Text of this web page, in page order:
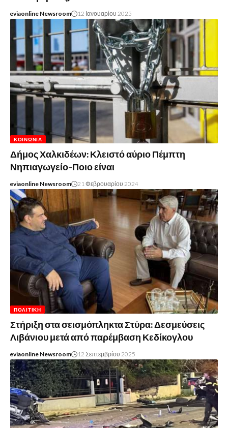
eviaonline Newsroom 12 Ιανουαρίου 2025
ΚΟΙΝΩΝΊΑ
Δήμος Χαλκιδέων: Κλειστό αύριο Πέμπτη
Νηπιαγωγείο-Ποιο είναι
eviaonline Newsroom 21 Φεβρουαρίου 2024
ΠΟΛΙΤΙΚΉ
Στήριξη στα σεισμόπληκτα Στύρα: Δεσμεύσεις
Λιβάνιου μετά από παρέμβαση Κεδίκογλου
eviaonline Newsroom 12 Σεπτεμβρίου 2025